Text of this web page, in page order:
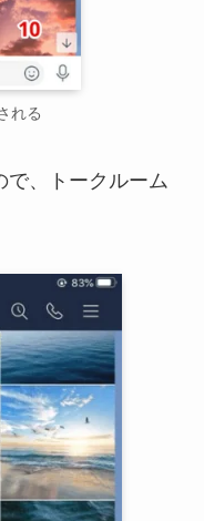
れる
で、トークルーム